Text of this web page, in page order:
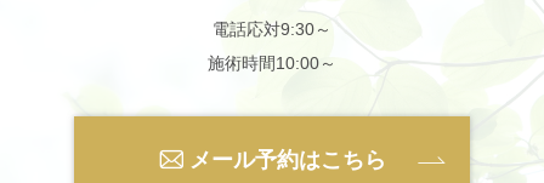
電話応対9:30～
施術時間10:00～
メール予約はこちら